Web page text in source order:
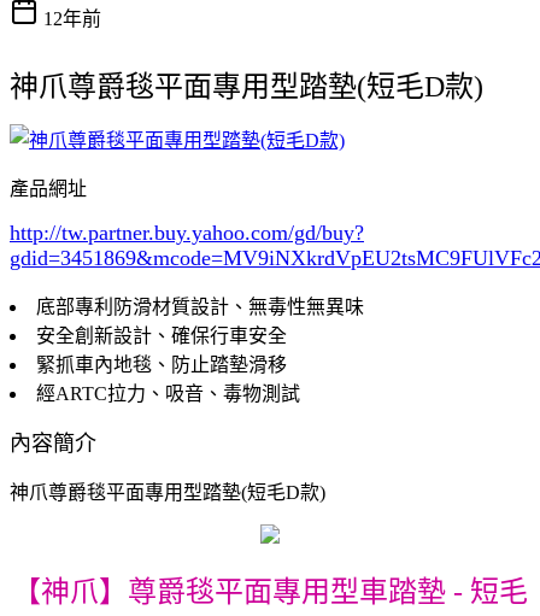
12年前
神爪尊爵毯平面專用型踏墊(短毛D款)
產品網址
http://tw.partner.buy.yahoo.com/gd/buy?
gdid=3451869
底部專利防滑材質設計、無毒性無異味
安全創新設計、確保行車安全
緊抓車內地毯、防止踏墊滑移
經ARTC拉力、吸音、毒物測試
內容簡介
神爪尊爵毯平面專用型踏墊(短毛D款)
【神爪】尊爵毯平面專用型車踏墊 - 短毛